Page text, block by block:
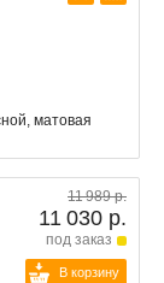
матовая
11 989 р.
11 030 р.
под заказ
В корзину